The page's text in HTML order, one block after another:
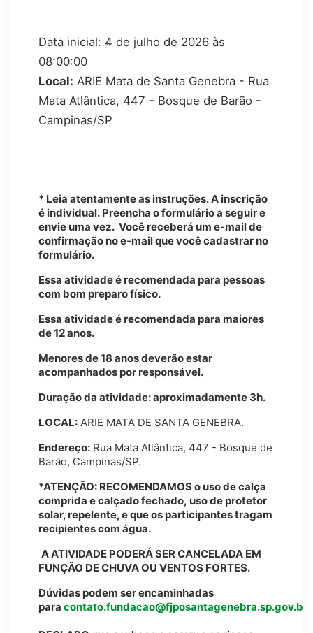
Data inicial: 4 de julho de 2026 às
08:00:00
Local: ARIE Mata de Santa Genebra - Rua
Mata Atlântica, 447 - Bosque de Barão -
Campinas/SP
* Leia atentamente as instruções.A inscrição
é individual. Preencha o formulário a seguir e
envie uma vez. Você receberá um e-mail de
confirmação no e-mail que você cadastrar no
formulário.
Essa atividade é recomendada para pessoas
com bom preparo físico.
Essa atividade é recomendada para maiores
de 12 anos.
Menores de 18 anos deverão estar
acompanhados por responsável.
Duração da atividade: aproximadamente 3h.
LOCAL: ARIE MATA DE SANTA GENEBRA.
Endereço: Rua Mata Atlântica, 447 - Bosque de
Barão, Campinas/SP.
*ATENÇÃO: RECOMENDAMOS o uso de calça
comprida e calçado fechado, uso de protetor
solar, repelente, e que os participantes tragam
recipientes com água.
A ATIVIDADE PODERÁ SER CANCELADA EM
FUNÇÃO DE CHUVA OU VENTOS FORTES.
Dúvidas podem ser encaminhadas
para contato.fundacao@fjposantagenebra.sp.gov.br